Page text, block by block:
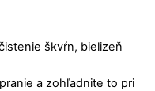
škvŕn, bielizeň
a zohľadnite to pri